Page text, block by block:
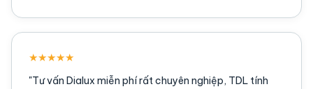
★★★★★
"Tư vấn Dialux miễn phí rất chuyên nghiệp, TDL tính